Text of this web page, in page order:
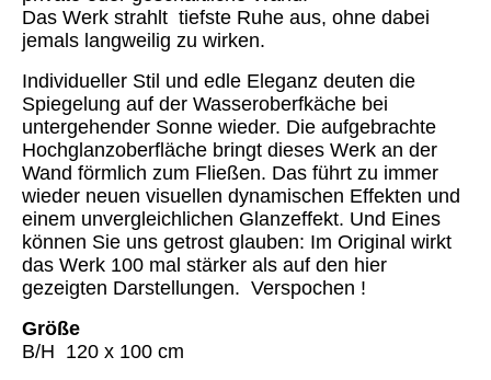
Das Werk strahlt tiefste Ruhe aus, ohne dabei
jemals langweilig zu wirken.
Individueller Stil und edle Eleganz deuten die
Spiegelung auf der Wasseroberfkäche bei
untergehender Sonne wieder. Die aufgebrachte
Hochglanzoberfläche bringt dieses Werk an der
Wand förmlich zum Fließen. Das führt zu immer
wieder neuen visuellen dynamischen Effekten und
einem unvergleichlichen Glanzeffekt. Und Eines
können Sie uns getrost glauben: Im Original wirkt
das Werk 100 mal stärker als auf den hier
gezeigten Darstellungen. Verspochen !
Größe
B/H 120 x 100 cm